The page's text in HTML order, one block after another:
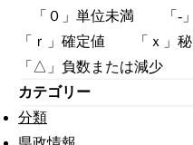
「０」単位未満 「
「ｒ」確定値 「ｘ
「△」負数または減少
カテゴリー
分類